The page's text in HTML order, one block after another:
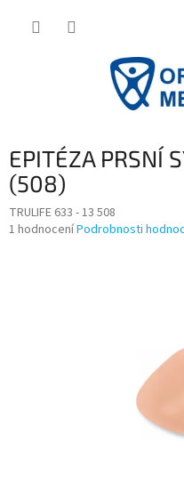
EPITÉZA PRSNÍ
(508)
TRULIFE 633 - 13 508
Průměrné
1 hodnoceníPodrobnosti